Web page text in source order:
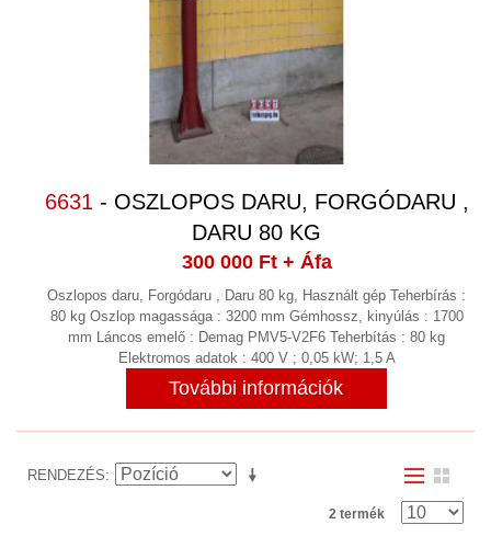
ULTRANGOS MÜANYAG HEGESZTŐ
VÁKUUMSZIVATTYÚ,VÁKUUMTECHNIKA
VENTILÁTOROK (11)
VIBRÁCIÓS KOPTATÓ SORJÁZÓ
VILLANYMOTOR GYÁRTÁS
VILLANYMOTOROK (33)
KAPCSOLAT
6631 - OSZLOPOS DARU, FORGÓDARU ,
DARU 80 KG
300 000 Ft+ Áfa
Oszlopos daru, Forgódaru , Daru 80 kg, Használt gép Teherbírás :
80 kg Oszlop magassága : 3200 mm Gémhossz, kinyúlás : 1700
mm Láncos emelő : Demag PMV5-V2F6 Teherbítás : 80 kg
Elektromos adatok : 400 V ; 0,05 kW; 1,5 A
További információk
RENDEZÉS
2 termék